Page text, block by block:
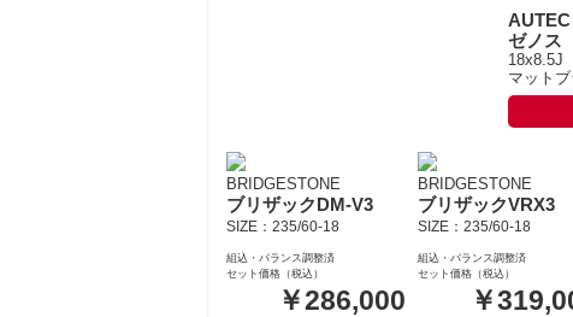
AUTEC
ゼノス
マット
BRIDGESTONE
ブリザックDM-V3
SIZE：235/60-18
組込・バランス調整済
セット価格（税込）
￥286,000
BRIDGESTONE
ブリザックVRX3
SIZE：235/60-18
組込・バランス調整済
セット価格（税込）
￥